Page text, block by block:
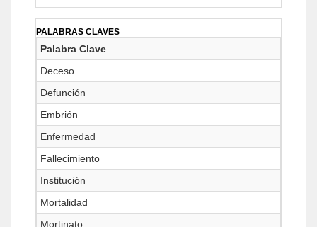
PALABRAS CLAVES
Palabra Clave
Deceso
Defunción
Embrión
Enfermedad
Fallecimiento
Institución
Mortalidad
Mortinato